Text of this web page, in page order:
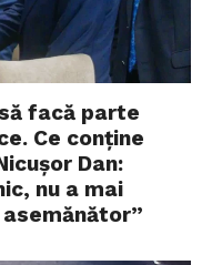
facă parte
Ce conține
Dan:
nu a mai